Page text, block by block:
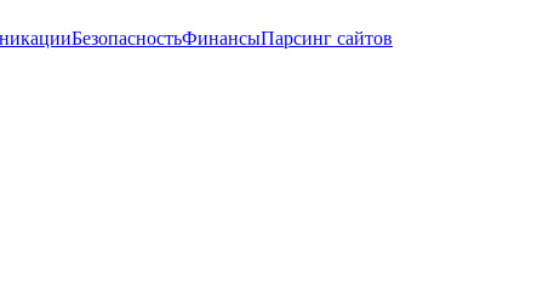
БезопасностьФинансыПарсинг сайтов